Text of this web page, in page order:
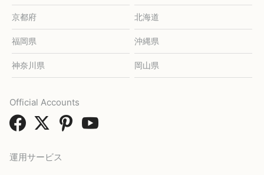
京都府 北海道
福岡県 沖縄県
神奈川県 岡山県
運用サービス
Official Accounts